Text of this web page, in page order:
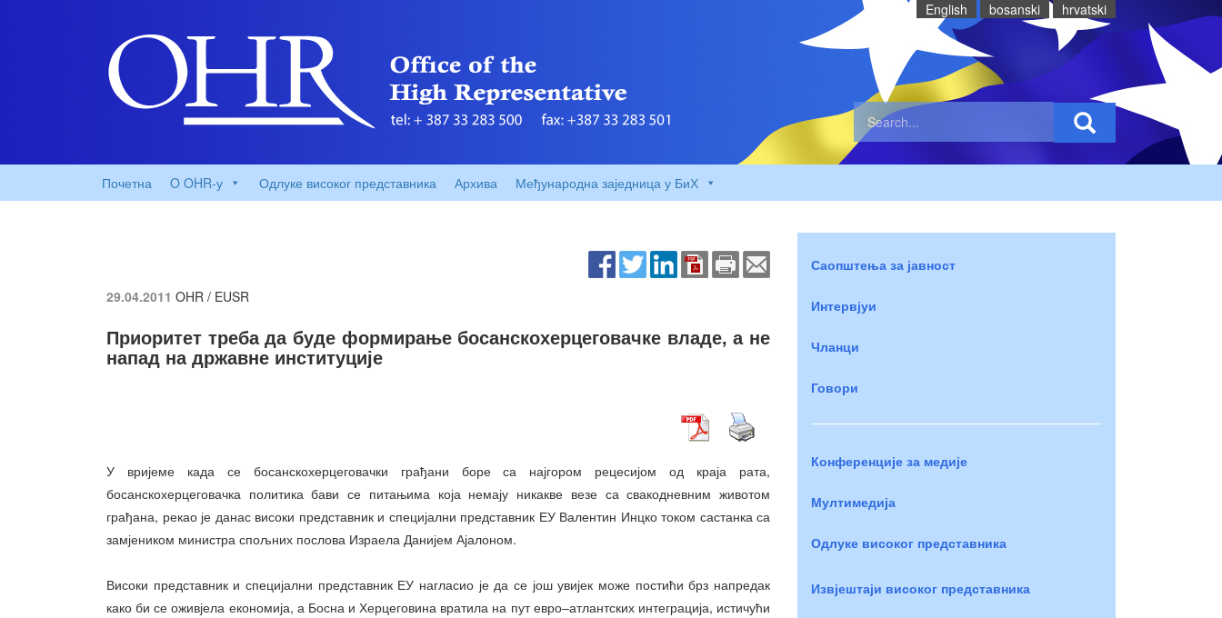
English bosanski hrvatski
Почетна O OHR-у Одлуке високог представника Архива Међународна заједница у БиХ
29.04.2011 OHR / EUSR
Приоритет треба да буде формирање босанскохерцеговачке владе, а не
напад на државне институције
У вријеме када се босанскохерцеговачки грађани боре са најгором рецесијом од краја рата,
босанскохерцеговачка политика бави се питањима која немају никакве везе са свакодневним животом
грађана, рекао је данас високи представник и специјални представник ЕУ Валентин Инцко током састанка са
замјеником министра спољних послова Израела Данијем Ајалоном.
Високи представник и специјални представник ЕУ нагласио је да се још увијек може постићи брз напредак
како би се оживјела економија, а Босна и Херцеговина вратила на пут евро–атлантских интеграција, истичући
Саопштења за јавност
Интервјуи
Чланци
Говори
Конференције за медије
Мултимедија
Одлуке високог представника
Извјештаји високог представника